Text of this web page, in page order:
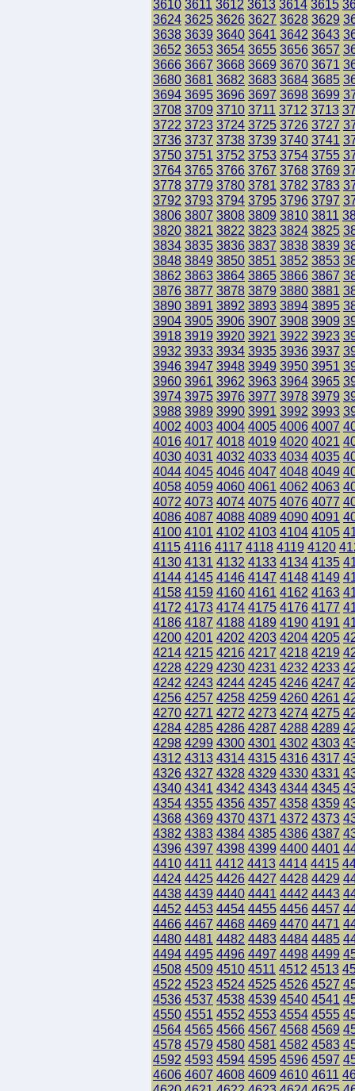
3610 3611 3612 3613 3614 3615
3624 3625 3626 3627 3628 3629
3638 3639 3640 3641 3642 3643
3652 3653 3654 3655 3656 3657
3666 3667 3668 3669 3670 3671
3680 3681 3682 3683 3684 3685
3694 3695 3696 3697 3698 3699
3708 3709 3710 3711 3712 3713
3722 3723 3724 3725 3726 3727
3736 3737 3738 3739 3740 3741
3750 3751 3752 3753 3754 3755
3764 3765 3766 3767 3768 3769
3778 3779 3780 3781 3782 3783
3792 3793 3794 3795 3796 3797
3806 3807 3808 3809 3810 3811
3820 3821 3822 3823 3824 3825
3834 3835 3836 3837 3838 3839
3848 3849 3850 3851 3852 3853
3862 3863 3864 3865 3866 3867
3876 3877 3878 3879 3880 3881
3890 3891 3892 3893 3894 3895
3904 3905 3906 3907 3908 3909
3918 3919 3920 3921 3922 3923
3932 3933 3934 3935 3936 3937
3946 3947 3948 3949 3950 3951
3960 3961 3962 3963 3964 3965
3974 3975 3976 3977 3978 3979
3988 3989 3990 3991 3992 3993
4002 4003 4004 4005 4006 4007
4016 4017 4018 4019 4020 4021
4030 4031 4032 4033 4034 4035
4044 4045 4046 4047 4048 4049
4058 4059 4060 4061 4062 4063
4072 4073 4074 4075 4076 4077
4086 4087 4088 4089 4090 4091
4100 4101 4102 4103 4104 4105
4115 4116 4117 4118 4119 4120
4130 4131 4132 4133 4134 4135
4144 4145 4146 4147 4148 4149
4158 4159 4160 4161 4162 4163
4172 4173 4174 4175 4176 4177
4186 4187 4188 4189 4190 4191
4200 4201 4202 4203 4204 4205
4214 4215 4216 4217 4218 4219
4228 4229 4230 4231 4232 4233
4242 4243 4244 4245 4246 4247
4256 4257 4258 4259 4260 4261
4270 4271 4272 4273 4274 4275
4284 4285 4286 4287 4288 4289
4298 4299 4300 4301 4302 4303
4312 4313 4314 4315 4316 4317
4326 4327 4328 4329 4330 4331
4340 4341 4342 4343 4344 4345
4354 4355 4356 4357 4358 4359
4368 4369 4370 4371 4372 4373
4382 4383 4384 4385 4386 4387
4396 4397 4398 4399 4400 4401
4410 4411 4412 4413 4414 4415
4424 4425 4426 4427 4428 4429
4438 4439 4440 4441 4442 4443
4452 4453 4454 4455 4456 4457
4466 4467 4468 4469 4470 4471
4480 4481 4482 4483 4484 4485
4494 4495 4496 4497 4498 4499
4508 4509 4510 4511 4512 4513
4522 4523 4524 4525 4526 4527
4536 4537 4538 4539 4540 4541
4550 4551 4552 4553 4554 4555
4564 4565 4566 4567 4568 4569
4578 4579 4580 4581 4582 4583
4592 4593 4594 4595 4596 4597
4606 4607 4608 4609 4610 4611